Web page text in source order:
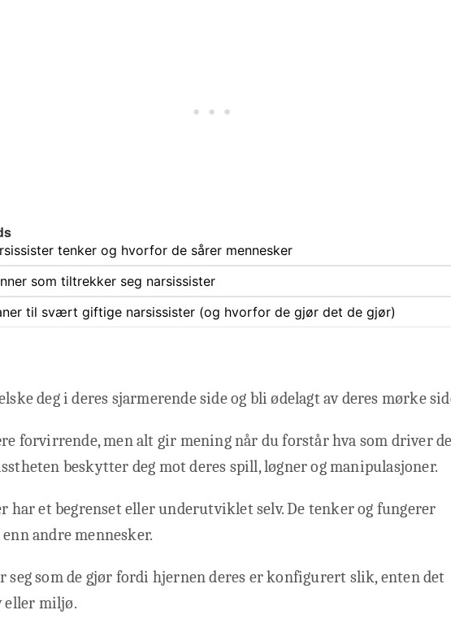
tenker og hvorfor de sårer mennesker
som tiltrekker seg narsissister
til svært giftige narsissister (og hvorfor de gjør det de gjør)
deg i deres sjarmerende side og bli ødelagt av deres mørke
forvirrende, men alt gir mening når du forstår hva som driver
beskytter deg mot deres spill, løgner og manipulasjoner.
har et begrenset eller underutviklet selv. De tenker og fungerer
andre mennesker.
seg som de gjør fordi hjernen deres er konfigurert slik, enten det
eller miljø.